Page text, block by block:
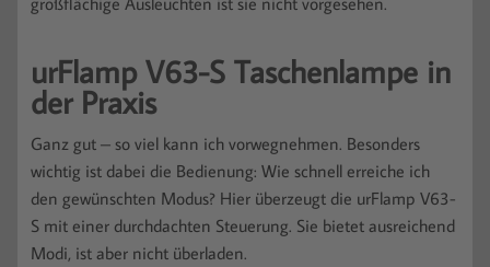
urFlamp V63-S Taschenlampe in
der Praxis
Ganz gut – so viel kann ich vorwegnehmen. Besonders
wichtig ist dabei die Bedienung: Wie schnell erreiche ich
den gewünschten Modus? Hier überzeugt die urFlamp V63-
S mit einer durchdachten Steuerung. Sie bietet ausreichend
Modi, ist aber nicht überladen.